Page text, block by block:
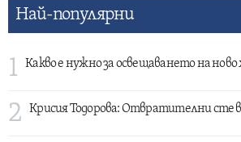
Най-популярни
1 Какво е нужно за освещаването на
2 Крисия Тодорова: Отвратителни сте